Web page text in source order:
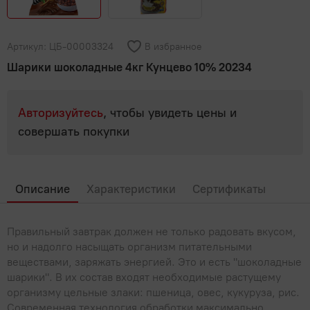
Фарш, полуфабрикаты из фарша
Мясные деликатесы
Мясные консервы
Рыбные консервы
Для выпечки, десертов, напитков
Крупы, бобовые
Макароны, паста
Продукты быстрого приготовления
Молоко, сыр, яйца, растительные продукты
Молоко
Молочные напитки
Растительные продукты
Сливки
Сметана
Сыры
Творог, йогурты, сырки
Мясо, птица
Птица
Субпродукты
Орехи, сухофрукты, семечки
Прочее
Икра
Морепродукты
Морская капуста, салаты
Рыба
Сладости
Зефир, мармелад, пастила
Карамель
Конфеты
Вода
Газированные напитки
Квас
Соусы, специи, масло, майонез
Чай, кофе
Артикул: ЦБ-00003324 В избранное
Шарики шоколадные 4кг Кунцево 10% 20234
Авторизуйтесь, чтобы увидеть цены и
совершать покупки
Описание Характеристики Сертификаты
Правильный завтрак должен не только радовать вкусом,
но и надолго насыщать организм питательными
веществами, заряжать энергией. Это и есть "шоколадные
шарики". В их состав входят необходимые растущему
организму цельные злаки: пшеница, овес, кукуруза, рис.